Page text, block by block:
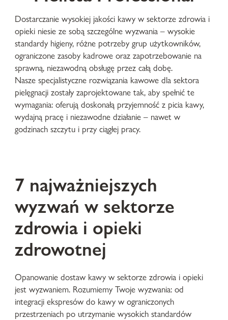
Dostarczanie wysokiej jakości kawy w sektorze zdrowia i
opieki niesie ze sobą szczególne wyzwania – wysokie
standardy higieny, różne potrzeby grup użytkowników,
ograniczone zasoby kadrowe oraz zapotrzebowanie na
sprawną, niezawodną obsługę przez całą dobę.
Nasze specjalistyczne rozwiązania kawowe dla sektora
pielęgnacji zostały zaprojektowane tak, aby spełnić te
wymagania: oferują doskonałą przyjemność z picia kawy,
wydajną pracę i niezawodne działanie – nawet w
godzinach szczytu i przy ciągłej pracy.
7 najważniejszych
wyzwań w sektorze
zdrowia i opieki
zdrowotnej
Opanowanie dostaw kawy w sektorze zdrowia i opieki
jest wyzwaniem. Rozumiemy Twoje wyzwania: od
integracji ekspresów do kawy w ograniczonych
przestrzeniach po utrzymanie wysokich standardów